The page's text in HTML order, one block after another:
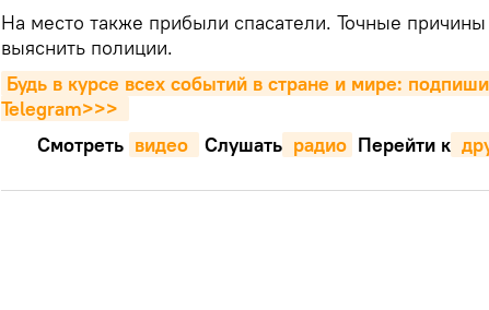
На место также прибыли спасатели. Точные
выяснить полиции.
Будь в курсе всех событий в стране и мире:
Telegram>>>
Смотреть видео Cлушать радио Перейти к